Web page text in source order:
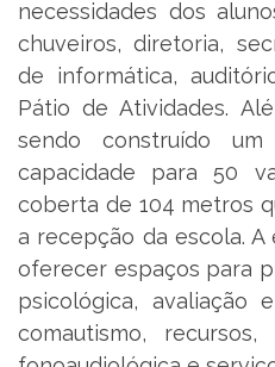
necessidades dos
chuveiros, diretoria,
de informática,
Pátio de Atividades.
sendo construído um
capacidade para 50
coberta de 104 metros
a recepção da escola.
oferecer espaços para
psicológica, avaliação
comautismo, recursos,